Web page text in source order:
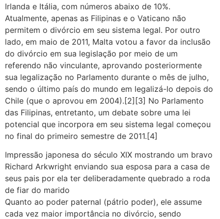
Irlanda e Itália, com números abaixo de 10%.
Atualmente, apenas as Filipinas e o Vaticano não
permitem o divórcio em seu sistema legal. Por outro
lado, em maio de 2011, Malta votou a favor da inclusão
do divórcio em sua legislação por meio de um
referendo não vinculante, aprovando posteriormente
sua legalização no Parlamento durante o mês de julho,
sendo o último país do mundo em legalizá-lo depois do
Chile (que o aprovou em 2004).[2][3] No Parlamento
das Filipinas, entretanto, um debate sobre uma lei
potencial que incorpora em seu sistema legal começou
no final do primeiro semestre de 2011.[4]
Impressão japonesa do século XIX mostrando um bravo
Richard Arkwright enviando sua esposa para a casa de
seus pais por ela ter deliberadamente quebrado a roda
de fiar do marido
Quanto ao poder paternal (pátrio poder), ele assume
cada vez maior importância no divórcio, sendo